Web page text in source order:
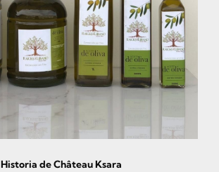
Historia de Château Ksara